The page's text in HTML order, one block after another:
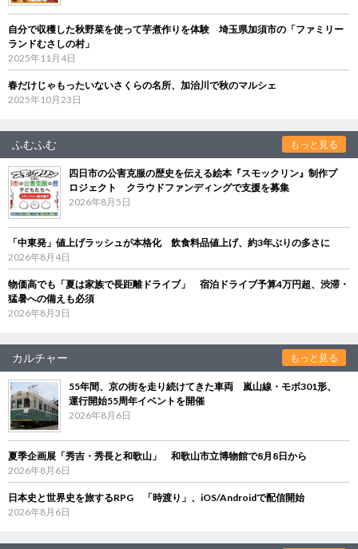
自分で収穫した秋野菜を使って芋煮作りを体験 埼玉県加須市の「ファミリー
ランドむさしの村」
2025年11月4日
春だけじゃもったいないさくらの名所、加治川で秋のマルシェ
2025年10月23日
ふむふむ もっと見る
四日市の公害克服の歴史を伝える絵本『スモックリン』制作プ
ロジェクト クラウドファンディングで支援を募集
2026年8月5日
「中東発」値上げラッシュが本格化 飲食料品値上げ、約3年ぶりの多さに
2026年8月4日
物価高でも「夏は家族で長距離ドライブ」 宿泊ドライブ予算4万円超、渋滞・
猛暑への備えも必須
2026年8月3日
カルチャー もっと見る
55年間、京の街を走り続けてきた車両 嵐山線・モボ301形、
運行開始55周年イベントを開催
2026年8月6日
夏季企画展「秀吉・秀長と和歌山」 和歌山市立博物館で8月8日から
2026年8月6日
日本史と世界史を旅するRPG 「時渡り」、iOS/Androidで配信開始
2026年8月6日